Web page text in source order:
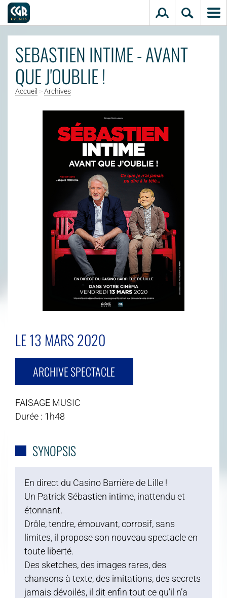
SEBASTIEN INTIME - AVANT
QUE J'OUBLIE !
Accueil >Archives
LE 13 MARS 2020
ARCHIVE SPECTACLE
FAISAGE MUSIC
Durée : 1h48
SYNOPSIS
En direct du Casino Barrière de Lille !
Un Patrick Sébastien intime, inattendu et
étonnant.
Drôle, tendre, émouvant, corrosif, sans
limites, il propose son nouveau spectacle en
toute liberté.
Des sketches, des images rares, des
chansons à texte, des imitations, des secrets
jamais dévoilés, il dit enfin tout ce qu’il n’a